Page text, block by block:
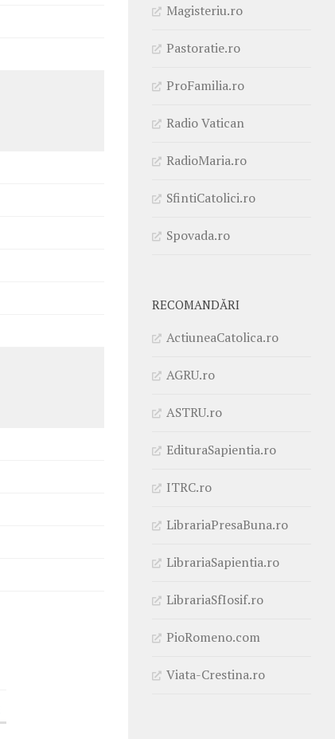
Magisteriu.ro
Pastoratie.ro
ProFamilia.ro
Radio Vatican
RadioMaria.ro
SfintiCatolici.ro
Spovada.ro
RECOMANDĂRI
ActiuneaCatolica.ro
AGRU.ro
ASTRU.ro
EdituraSapientia.ro
ITRC.ro
LibrariaPresaBuna.ro
LibrariaSapientia.ro
LibrariaSfIosif.ro
PioRomeno.com
Viata-Crestina.ro